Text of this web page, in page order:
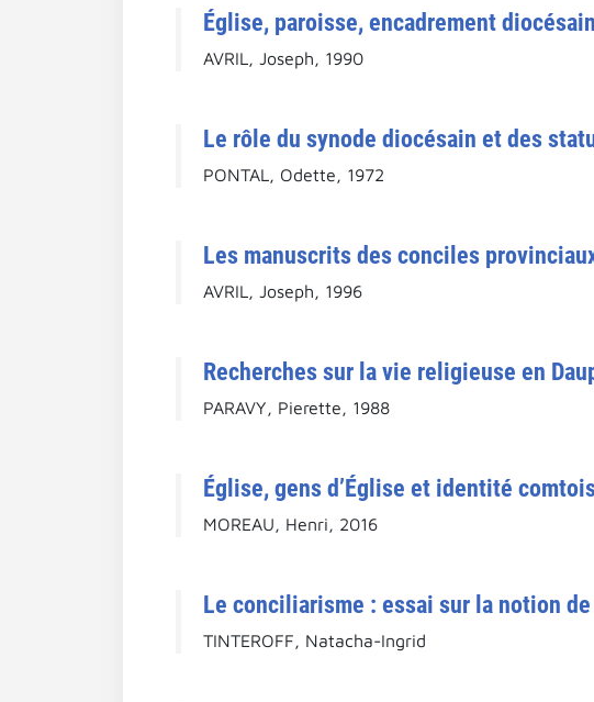
Église, paroisse, encadrement
AVRIL, Joseph, 1990
Le rôle du synode diocésain et des
PONTAL, Odette, 1972
Les manuscrits des conciles
AVRIL, Joseph, 1996
Recherches sur la vie religieuse en
PARAVY, Pierette, 1988
Église, gens d’Église et identité
MOREAU, Henri, 2016
Le conciliarisme : essai sur la notion
TINTEROFF, Natacha-Ingrid